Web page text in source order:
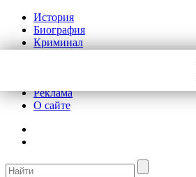
История
Биография
Криминал
Реклама
О сайте